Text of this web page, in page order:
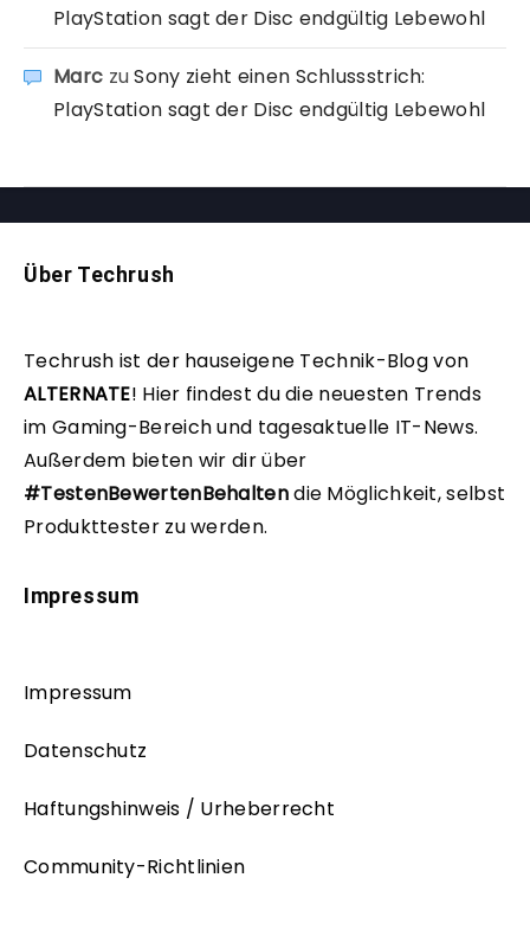
PlayStation sagt der Disc endgültig Lebewohl
Marc zuSony zieht einen Schlussstrich:
PlayStation sagt der Disc endgültig Lebewohl
Über Techrush
Techrush ist der hauseigene Technik-Blog von
ALTERNATE! Hier findest du die neuesten Trends
im Gaming-Bereich und tagesaktuelle IT-News.
Außerdem bieten wir dir über
#TestenBewertenBehaltendie Möglichkeit, selbst
Produkttester zu werden.
Impressum
Impressum
Datenschutz
Haftungshinweis / Urheberrecht
Community-Richtlinien